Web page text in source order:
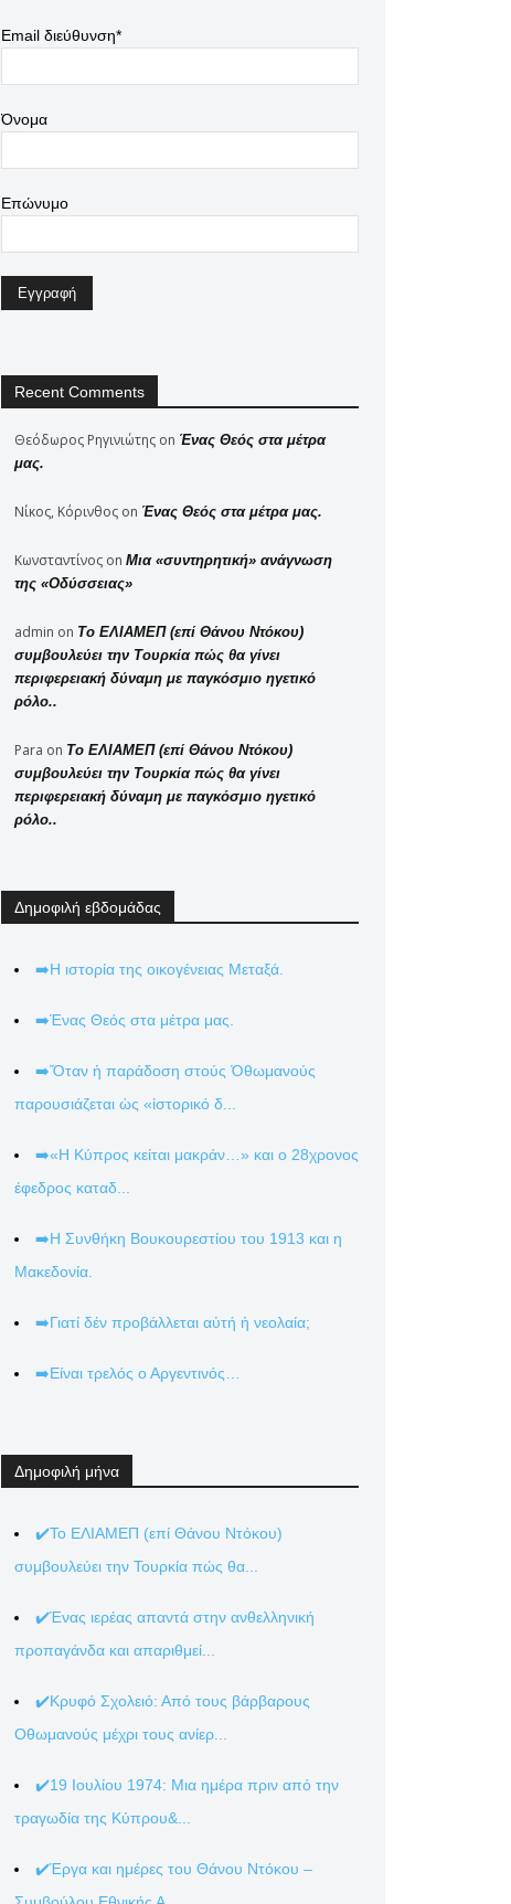
Email διεύθυνση*
Όνομα
Επώνυμο
Recent Comments
Θεόδωρος Ρηγινιώτης on Ένας Θεός στα μέτρα
μας.
Νίκος, Κόρινθος on Ένας Θεός στα μέτρα μας.
Κωνσταντίνος on Μια «συντηρητική» ανάγνωση
της «Οδύσσειας»
admin on Το ΕΛΙΑΜΕΠ (επί Θάνου Ντόκου)
συμβουλεύει την Τουρκία πώς θα γίνει
περιφερειακή δύναμη με παγκόσμιο ηγετικό
ρόλο..
Para on Το ΕΛΙΑΜΕΠ (επί Θάνου Ντόκου)
συμβουλεύει την Τουρκία πώς θα γίνει
περιφερειακή δύναμη με παγκόσμιο ηγετικό
ρόλο..
Δημοφιλή εβδομάδας
➡️Η ιστορία της οικογένειας Μεταξά.
➡️Ένας Θεός στα μέτρα μας.
➡️Ὅταν ἡ παράδοση στούς Ὀθωμανούς
παρουσιάζεται ὡς «ἱστορικό δ...
➡️«Η Κύπρος κείται μακράν…» και ο 28χρονος
έφεδρος καταδ...
➡️Η Συνθήκη Βουκουρεστίου του 1913 και η
Μακεδονία.
➡️Γιατί δέν προβάλλεται αὐτή ἡ νεολαία;
➡️Είναι τρελός ο Αργεντινός…
Δημοφιλή μήνα
✔️Το ΕΛΙΑΜΕΠ (επί Θάνου Ντόκου)
συμβουλεύει την Τουρκία πώς θα...
✔️Ένας ιερέας απαντά στην ανθελληνική
προπαγάνδα και απαριθμεί...
✔️Κρυφό Σχολειό: Από τους βάρβαρους
Οθωμανούς μέχρι τους ανίερ...
✔️19 Ιουλίου 1974: Μια ημέρα πριν από την
τραγωδία της Κύπρου&...
✔️Έργα και ημέρες του Θάνου Ντόκου –